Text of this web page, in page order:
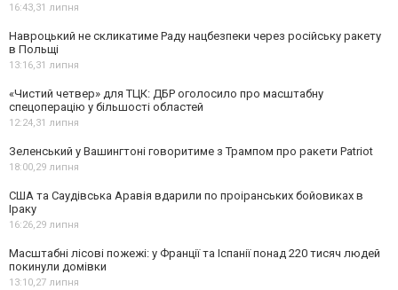
16:43,31 липня
Навроцький не скликатиме Раду нацбезпеки через російську ракету
в Польщі
13:16,31 липня
«Чистий четвер» для ТЦК: ДБР оголосило про масштабну
спецоперацію у більшості областей
12:24,31 липня
Зеленський у Вашингтоні говоритиме з Трампом про ракети Patriot
18:00,29 липня
США та Саудівська Аравія вдарили по проіранських бойовиках в
Іраку
16:26,29 липня
Масштабні лісові пожежі: у Франції та Іспанії понад 220 тисяч людей
покинули домівки
13:10,27 липня